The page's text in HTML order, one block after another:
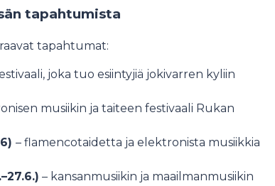
tapahtumista
tapahtumat:
joka tuo esiintyjiä jokivarren kyliin
musiikin ja taiteen festivaali Rukan
– flamencotaidetta ja elektronista musiikkia
– kansanmusiikin ja maailmanmusiikin